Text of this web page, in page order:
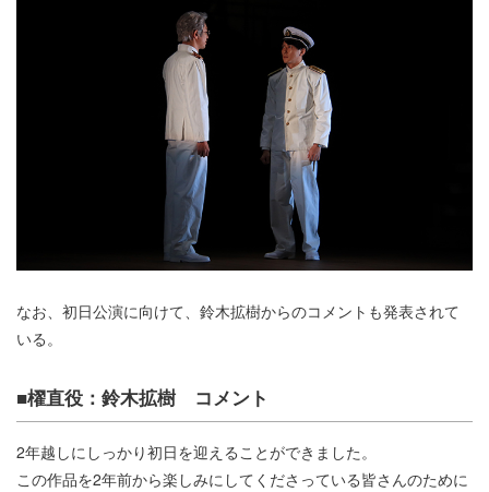
なお、初日公演に向けて、鈴木拡樹からのコメントも発表されて
いる。
■櫂直役：鈴木拡樹 コメント
2年越しにしっかり初日を迎えることができました。
この作品を2年前から楽しみにしてくださっている皆さんのために